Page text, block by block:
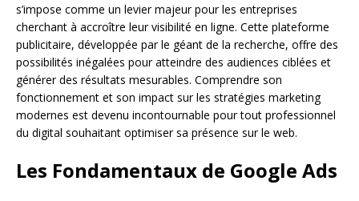
s’impose comme un levier majeur pour les entreprises
cherchant à accroître leur visibilité en ligne. Cette plateforme
publicitaire, développée par le géant de la recherche, offre des
possibilités inégalées pour atteindre des audiences ciblées et
générer des résultats mesurables. Comprendre son
fonctionnement et son impact sur les stratégies marketing
modernes est devenu incontournable pour tout professionnel
du digital souhaitant optimiser sa présence sur le web.
Les Fondamentaux de Google Ads